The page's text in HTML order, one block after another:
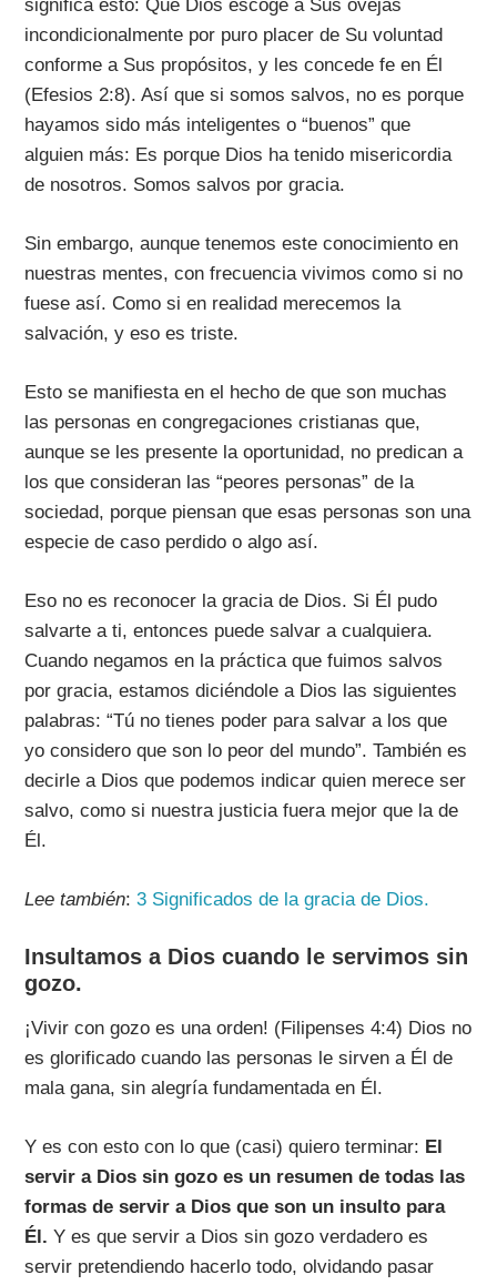
significa esto: Que Dios escoge a Sus ovejas
incondicionalmente por puro placer de Su voluntad
conforme a Sus propósitos, y les concede fe en Él
(Efesios 2:8). Así que si somos salvos, no es porque
hayamos sido más inteligentes o “buenos” que
alguien más: Es porque Dios ha tenido misericordia
de nosotros. Somos salvos por gracia.
Sin embargo, aunque tenemos este conocimiento en
nuestras mentes, con frecuencia vivimos como si no
fuese así. Como si en realidad merecemos la
salvación, y eso es triste.
Esto se manifiesta en el hecho de que son muchas
las personas en congregaciones cristianas que,
aunque se les presente la oportunidad, no predican a
los que consideran las “peores personas” de la
sociedad, porque piensan que esas personas son una
especie de caso perdido o algo así.
Eso no es reconocer la gracia de Dios. Si Él pudo
salvarte a ti, entonces puede salvar a cualquiera.
Cuando negamos en la práctica que fuimos salvos
por gracia, estamos diciéndole a Dios las siguientes
palabras: “Tú no tienes poder para salvar a los que
yo considero que son lo peor del mundo”. También es
decirle a Dios que podemos indicar quien merece ser
salvo, como si nuestra justicia fuera mejor que la de
Él.
Lee también:3 Significados de la gracia de Dios.
Insultamos a Dios cuando le servimos sin
gozo.
¡Vivir con gozo es una orden! (Filipenses 4:4) Dios no
es glorificado cuando las personas le sirven a Él de
mala gana, sin alegría fundamentada en Él.
Y es con esto con lo que (casi) quiero terminar: El
servir a Dios sin gozo es un resumen de todas las
formas de servir a Dios que son un insulto para
Él. Y es que servir a Dios sin gozo verdadero es
servir pretendiendo hacerlo todo, olvidando pasar